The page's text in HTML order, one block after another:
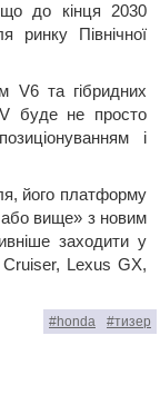
що до кінця 2030
ринку Північної
V6 та гібридних
буде не просто
і
його платформу
або вище» з новим
заходити у
Cruiser, Lexus GX,
#honda #тизер